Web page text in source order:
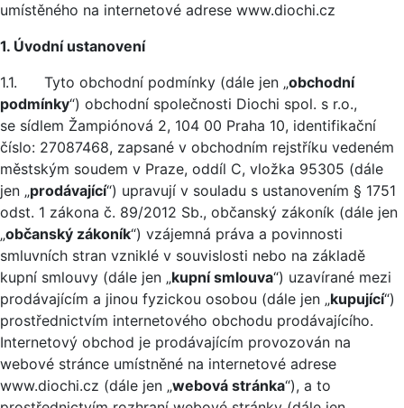
umístěného na internetové adrese www.diochi.cz
1. Úvodní ustanovení
1.1. Tyto obchodní podmínky (dále jen „obchodní
podmínky“) obchodní společnosti Diochi spol. s r.o.,
se sídlem Žampiónová 2, 104 00 Praha 10, identifikační
číslo: 27087468, zapsané v obchodním rejstříku vedeném
městským soudem v Praze, oddíl C, vložka 95305 (dále
jen „prodávající“) upravují v souladu s ustanovením § 1751
odst. 1 zákona č. 89/2012 Sb., občanský zákoník (dále jen
„občanský zákoník“) vzájemná práva a povinnosti
smluvních stran vzniklé v souvislosti nebo na základě
kupní smlouvy (dále jen „kupní smlouva“) uzavírané mezi
prodávajícím a jinou fyzickou osobou (dále jen „kupující“)
prostřednictvím internetového obchodu prodávajícího.
Internetový obchod je prodávajícím provozován na
webové stránce umístněné na internetové adrese
www.diochi.cz (dále jen „webová stránka“), a to